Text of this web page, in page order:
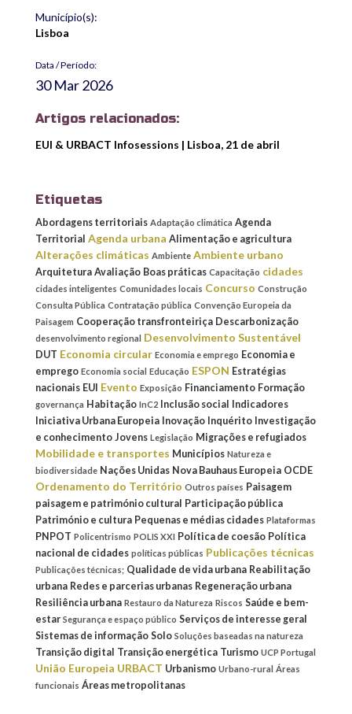
Município(s):
Lisboa
Data / Período:
30 Mar 2026
Artigos relacionados:
EUI & URBACT Infosessions | Lisboa, 21 de abril
Etiquetas
Abordagens territoriais Adaptação climática Agenda
Territorial Agenda urbana Alimentação e agricultura
Alterações climáticas Ambiente Ambiente urbano
Arquitetura Avaliação Boas práticas Capacitação cidades
cidades inteligentes Comunidades locais Concurso Construção
Consulta Pública Contratação pública Convenção Europeia da
Paisagem Cooperação transfronteiriça Descarbonização
desenvolvimento regional Desenvolvimento Sustentável
DUT Economia circular Economia e emprego Economia e
emprego Economia social Educação ESPON Estratégias
nacionais EUI Evento Exposição Financiamento Formação
governança Habitação InC2 Inclusão social
Indicadores
Iniciativa Urbana Europeia Inovação Inquérito Investigação
e conhecimento Jovens Legislação Migrações e refugiados
Mobilidade e transportes Municípios Natureza e
biodiversidade Nações Unidas Nova Bauhaus Europeia OCDE
Ordenamento do Território Outros países Paisagem
paisagem e património cultural Participação pública
Património e cultura Pequenas e médias cidades Plataformas
PNPOT Policentrismo POLIS XXI Política de coesão Política
nacional de cidades políticas públicas Publicações técnicas
Publicações técnicas; Qualidade de vida urbana Reabilitação
urbana Redes e parcerias urbanas Regeneração urbana
Resiliência urbana Restauro da Natureza Riscos Saúde e bem-
estar Segurança e espaço público Serviços de interesse geral
Sistemas de informação Solo Soluções baseadas na natureza
Transição digital Transição energética Turismo UCP Portugal
União Europeia URBACT Urbanismo Urbano-rural Áreas
funcionais Áreas metropolitanas